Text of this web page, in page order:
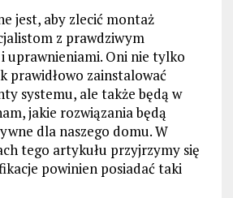
jest, aby zlecić montaż
z prawdziwym
uprawnieniami. Oni nie tylko
prawidłowo zainstalować
systemu, ale także będą w
jakie rozwiązania będą
dla naszego domu. W
tego artykułu przyjrzymy się
powinien posiadać taki